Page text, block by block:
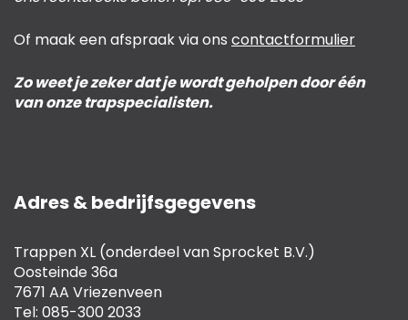
Of maak een afspraak via ons contactformulier
Zo weet je zeker dat je wordt geholpen door één
van onze trapspecialisten.
Adres & bedrijfsgegevens
Trappen XL (onderdeel van Sprocket B.V.)
Oosteinde 36a
7671 AA Vriezenveen
Tel: 085-300 2033